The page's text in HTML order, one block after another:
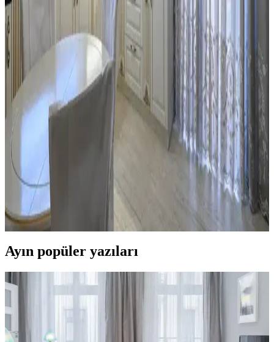
Eski seramik karoları değiştirmeden yenileme yöntemleri ve mutfak
dolaplarıyla renk uyumu sağlama teknikleri detaylıca ele
alınmaktadır. Maliyet etkin ve estetik çözümler sunulmaktadır.
Mutfaktaki Boş Alanların İşlevsel Kullanımı İçin
Alternatif Mobilya ve Dekorasyon Önerileri
Mutfaktaki boş alanlar, mobilya seçimi ve dekorasyonla çalışma,
dinlenme veya sosyal alanlara dönüştürülebilir. Doğru
düzenlemelerle fonksiyonel ve estetik mekanlar yaratmak
mümkündür.
Mutfak Pencereleri İçin Estetik ve Fonksiyonel
Perde ile Jaluzi Seçenekleri
Mutfak pencereleri için perde ve jaluzi seçiminde mevcut pencere
durumu, kullanım alışkanlıkları ve dekorasyon tarzı önemlidir.
Roman storlar, bambu jaluziler ve dekoratif filmler estetik ve
fonksiyonel çözümler sunar.
Ayın popüler yazıları